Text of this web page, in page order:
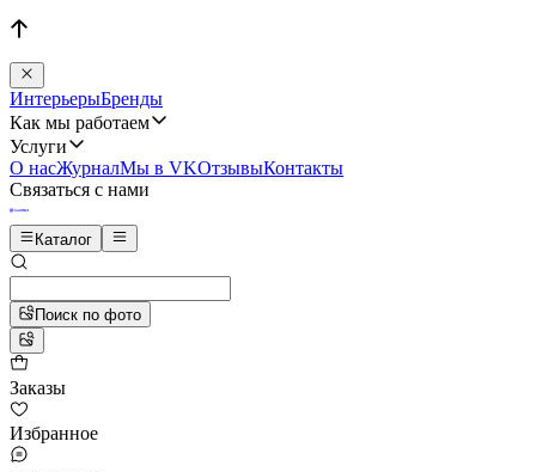
ИнтерьерыБренды
Как мы работаем
Услуги
О насЖурналМы в VKОтзывыКонтакты
Связаться с нами
Каталог
Поиск по фото
Заказы
Избранное